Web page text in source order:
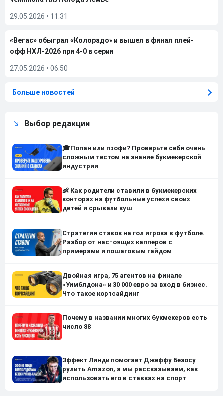
29.05.2026 • 11:31
«Вегас» обыграл «Колорадо» и вышел в финал плей-
офф НХЛ-2026 при 4-0 в серии
27.05.2026 • 06:50
Больше новостей
Выбор редакции
🎓Попан или профи? Проверьте себя очень
сложным тестом на знание букмекерской
индустрии
👶 Как родители ставили в букмекерских
конторах на футбольные успехи своих
детей и срывали куш
Стратегия ставок на гол игрока в футболе.
Разбор от настоящих капперов с
примерами и пошаговым гайдом
Двойная игра, 75 агентов на финале
«Уимблдона» и 30 000 евро за вход в бизнес.
Что такое кортсайдинг
Почему в названии многих букмекеров есть
число 88
Эффект Линди помогает Джеффу Безосу
рулить Amazon, а мы рассказываем, как
использовать его в ставках на спорт